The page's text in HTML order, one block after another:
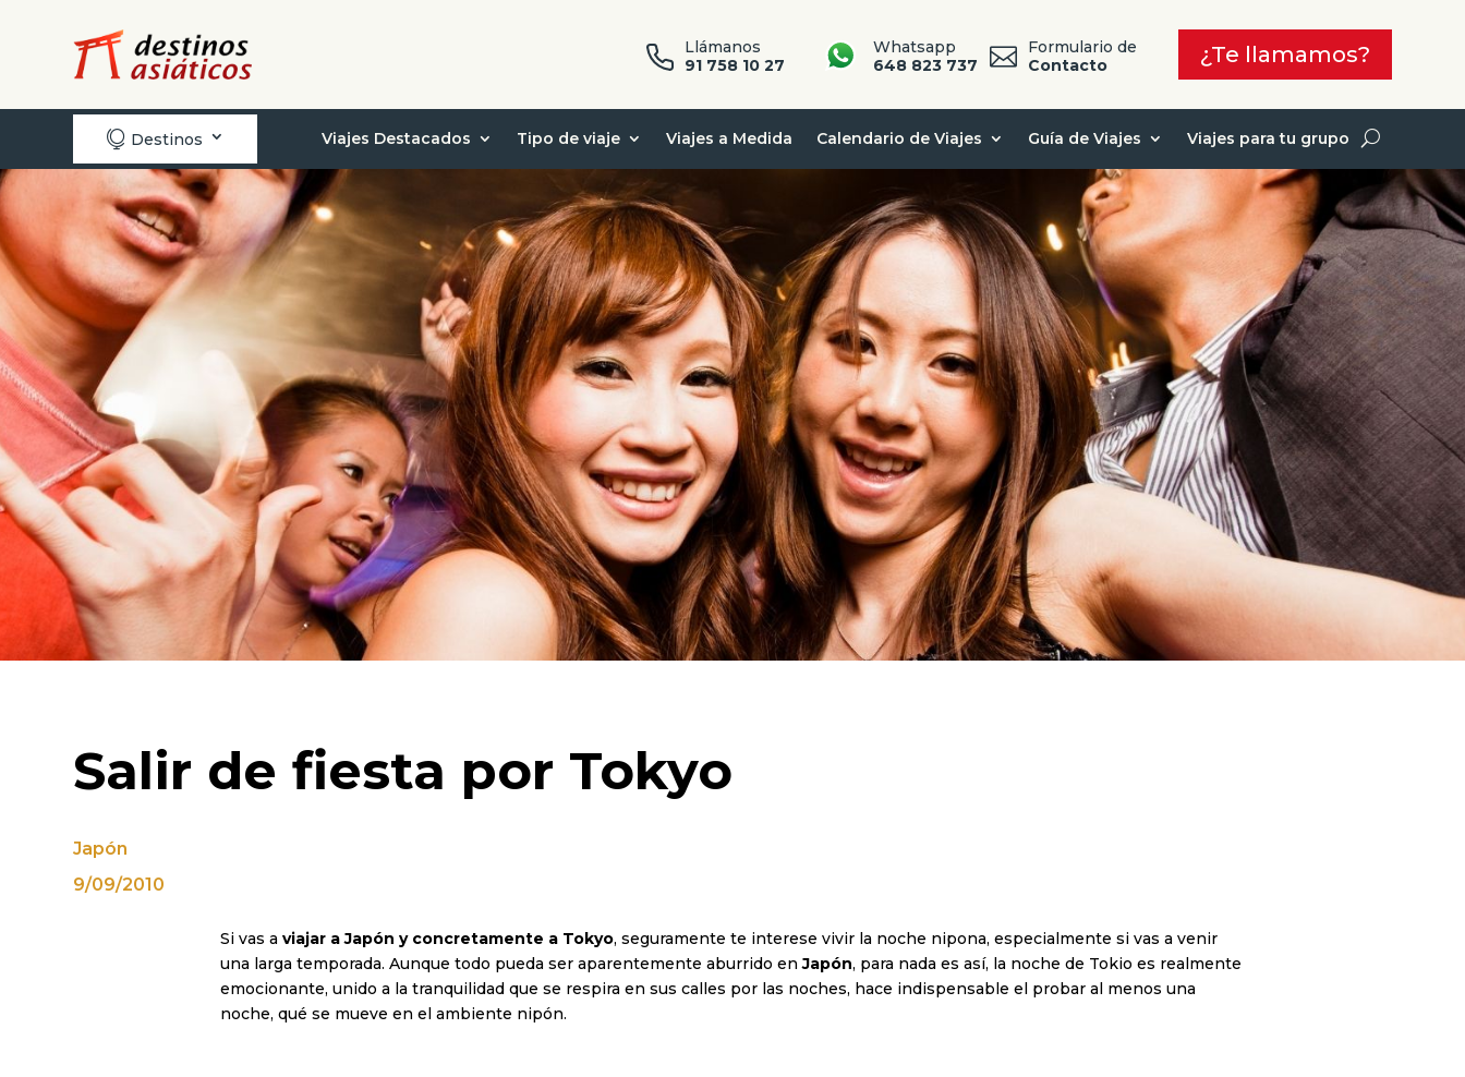
Llámanos
91 758 10 27
Whatsapp
648 823 737

Formulario de
Contacto
¿Te llamamos?
 Destinos Viajes Destacados Tipo de viaje Viajes a Medida Calendario de Viajes Guía de Viajes Viajes para tu grupo
Salir de fiesta por Tokyo
Japón
9/09/2010
Si vas a viajar a Japón y concretamente a Tokyo, seguramente te interese vivir la noche nipona, especialmente si vas a venir
una larga temporada. Aunque todo pueda ser aparentemente aburrido enJapón, para nada es así, la noche de Tokio es realmente
emocionante, unido a la tranquilidad que se respira en sus calles por las noches, hace indispensable el probar al menos una
noche, qué se mueve en el ambiente nipón.